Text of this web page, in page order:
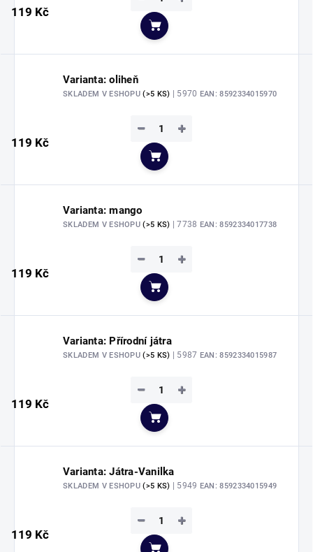
119 Kč
Do košíku
Varianta: oliheň
SKLADEM V ESHOPU(>5 KS) | 5970 EAN: 8592334015970
119 Kč
+
−
Do košíku
Varianta: mango
SKLADEM V ESHOPU(>5 KS) | 7738 EAN: 8592334017738
119 Kč
+
−
Do košíku
Varianta: Přírodní játra
SKLADEM V ESHOPU(>5 KS) | 5987 EAN: 8592334015987
119 Kč
+
−
Do košíku
Varianta: Játra-Vanilka
SKLADEM V ESHOPU(>5 KS) | 5949 EAN: 8592334015949
119 Kč
+
−